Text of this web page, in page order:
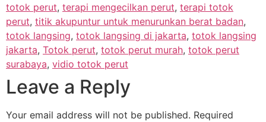
totok perut, terapi mengecilkan perut, terapi totok
perut, titik akupuntur untuk menurunkan berat badan,
totok langsing, totok langsing di jakarta, totok langsing
jakarta, Totok perut, totok perut murah, totok perut
surabaya, vidio totok perut
Leave a Reply
Your email address will not be published. Required